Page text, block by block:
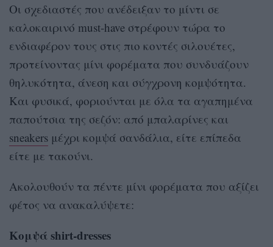
Οι σχεδιαστές που ανέδειξαν το μίντι σε
καλοκαιρινό must-have στρέφουν τώρα το
ενδιαφέρον τους στις πιο κοντές σιλουέτες,
προτείνοντας μίνι φορέματα που συνδυάζουν
θηλυκότητα, άνεση και σύγχρονη κομψότητα.
Και φυσικά, φοριούνται με όλα τα αγαπημένα
παπούτσια της σεζόν: από μπαλαρίνες και
sneakers μέχρι κομψά σανδάλια, είτε επίπεδα
είτε με τακούνι.
Ακολουθούν τα πέντε μίνι φορέματα που αξίζει
φέτος να ανακαλύψετε:
Κομψά shirt-dresses